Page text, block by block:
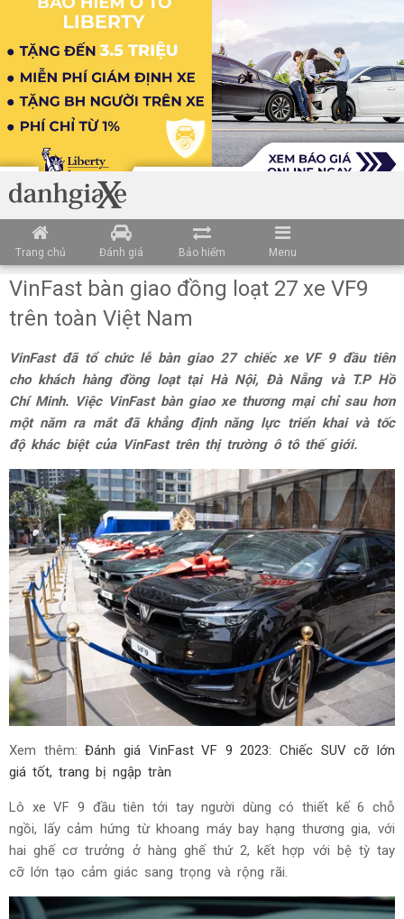
Trang chủ Đánh giá Bảo hiểm Menu
VinFast bàn giao đồng loạt 27 xe VF9
trên toàn Việt Nam
VinFast đã tổ chức lễ bàn giao 27 chiếc xe VF 9 đầu tiên
cho khách hàng đồng loạt tại Hà Nội, Đà Nẵng và T.P Hồ
Chí Minh. Việc VinFast bàn giao xe thương mại chỉ sau hơn
một năm ra mắt đã khẳng định năng lực triển khai và tốc
độ khác biệt của VinFast trên thị trường ô tô thế giới.
Xem thêm:Đánh giá VinFast VF 9 2023: Chiếc SUV cỡ lớn
giá tốt, trang bị ngập tràn
Lô xe VF 9 đầu tiên tới tay người dùng có thiết kế 6 chỗ
ngồi, lấy cảm hứng từ khoang máy bay hạng thương gia, với
hai ghế cơ trưởng ở hàng ghế thứ 2, kết hợp với bệ tỳ tay
cỡ lớn tạo cảm giác sang trọng và rộng rãi.